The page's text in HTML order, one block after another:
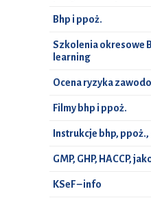
Bhp i ppoż.
Szkolenia okresowe
learning
Ocena ryzyka
Filmy bhp i ppoż.
Instrukcje bhp, ppoż.,
GMP, GHP, HACCP,
KSeF – info